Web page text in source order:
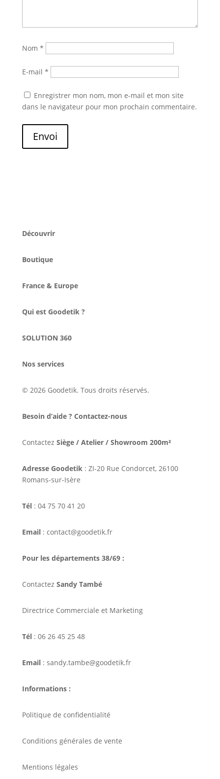
Nom *
E-mail *
Enregistrer mon nom, mon e-mail et mon site
dans le navigateur pour mon prochain commentaire.
Envoi
Découvrir
Boutique
France & Europe
Qui est Goodetik ?
SOLUTION 360
Nos services
© 2026 Goodetik. Tous droits réservés.
Besoin d’aide ? Contactez-nous
Contactez Siège / Atelier / Showroom 200m²
Adresse Goodetik: ZI-20 Rue Condorcet, 26100
Romans-sur-Isère
Tél: 04 75 70 41 20
Email: contact@goodetik.fr
Pour les départements 38/69 :
Contactez Sandy També
Directrice Commerciale et Marketing
Tél: 06 26 45 25 48
Email: sandy.tambe@goodetik.fr
Informations :
Politique de confidentialité
Conditions générales de vente
Mentions légales